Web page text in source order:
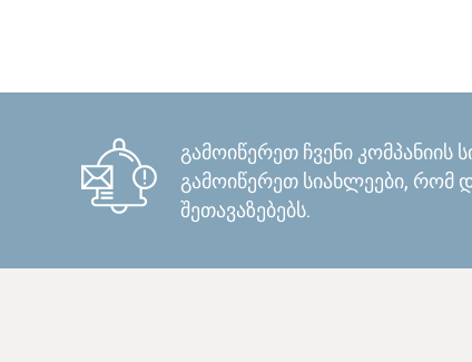
გამოიწერეთ ჩვენი
გამოიწერეთ სიახლეები, რომ
შეთავაზებებს.